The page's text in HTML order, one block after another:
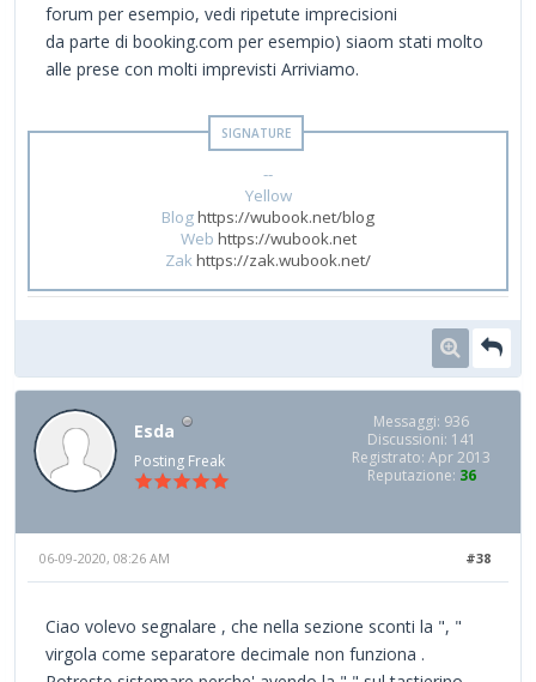
forum per esempio, vedi ripetute imprecisioni
da parte di booking.com per esempio) siaom stati molto
alle prese con molti imprevisti Arriviamo.
--
Yellow
Bloghttps://wubook.net/blog
Web https://wubook.net
Zakhttps://zak.wubook.net/
Esda
Posting Freak
Messaggi: 936
Discussioni: 141
Registrato: Apr 2013
Reputazione: 36
#38
06-09-2020, 08:26 AM
Ciao volevo segnalare , che nella sezione sconti la ", "
virgola come separatore decimale non funziona .